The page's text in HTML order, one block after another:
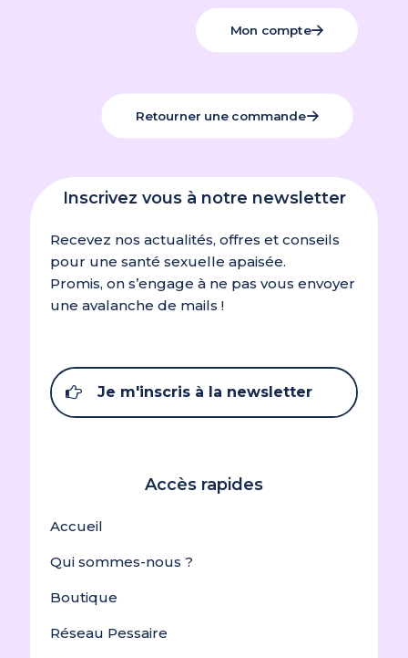
Mon compte
Retourner une commande
Inscrivez vous à notre newsletter
Recevez nos actualités, offres et conseils
pour une santé sexuelle apaisée.
Promis, on s’engage à ne pas vous envoyer
une avalanche de mails !
Je m'inscris à la newsletter
Accès rapides
Accueil
Qui sommes-nous ?
Boutique
Réseau Pessaire